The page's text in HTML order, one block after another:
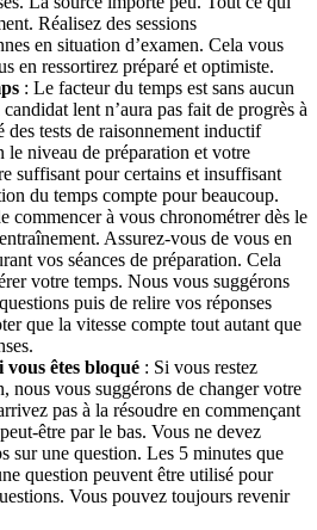
Réalisez des sessions
en situation d’examen. Cela vous
en ressortirez préparé et optimiste.
: Le facteur du temps est sans aucun
lent n’aura pas fait de progrès à
tests de raisonnement inductif
le niveau de préparation et votre
suffisant pour certains et insuffisant
du temps compte pour beaucoup.
commencer à vous chronométrer dès le
Assurez-vous de vous en
vos séances de préparation. Cela
votre temps. Nous vous suggérons
puis de relire vos réponses
que la vitesse compte tout autant que
vous êtes bloqué : Si vous restez
nous vous suggérons de changer votre
pas à la résoudre en commençant
être par le bas. Vous ne devez
sur une question. Les 5 minutes que
question peuvent être utilisé pour
Vous pouvez toujours revenir